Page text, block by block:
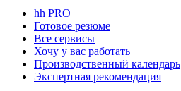
hh PRO
Готовое резюме
Все сервисы
Хочу у вас работать
Производственный календарь
Экспертная рекомендация